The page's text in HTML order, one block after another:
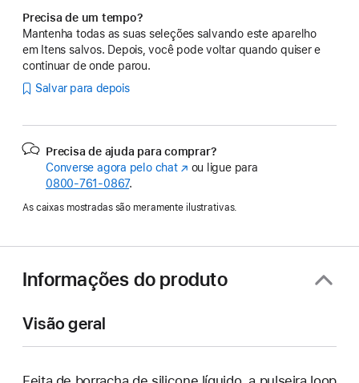
Precisa de um tempo?
Mantenha todas as suas seleções salvando este aparelho
em Itens salvos. Depois, você pode voltar quando quiser e
continuar de onde parou.
Salvar para depois
Precisa de ajuda para comprar?
Converse agora pelo chat(o
em
nova
ou ligue para
0800-761-0867.
As caixas mostradas são meramente ilustrativas.
Informações do produto
Visão geral